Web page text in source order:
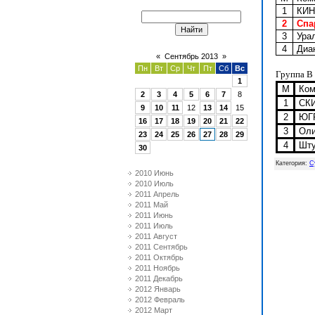
« Сентябрь 2013 »
Пн
Вт Ср Чт Пт Сб
Вс
1
2
3 4 5 6 7
8
9
10 11 12 13 14
15
16
17 18 19 20 21
22
23
24 25 26 27 28
29
30
2010 Июнь
2010 Июль
2011 Апрель
2011 Май
2011 Июнь
2011 Июль
2011 Август
2011 Сентябрь
2011 Октябрь
2011 Ноябрь
2011 Декабрь
2012 Январь
2012 Февраль
2012 Март
1
2
3
4
Группа В
М
1
2
3
4
Категория: